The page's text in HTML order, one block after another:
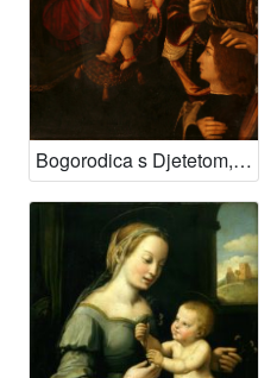
Bogorodica s Djetetom, svetom Katarinom i donatorom